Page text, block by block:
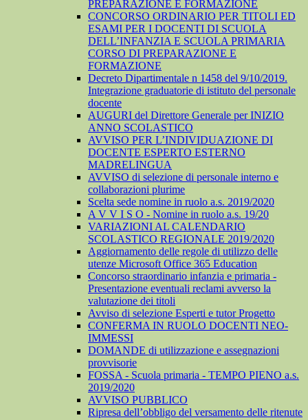
PREPARAZIONE E FORMAZIONE
CONCORSO ORDINARIO PER TITOLI ED
ESAMI PER I DOCENTI DI SCUOLA
DELL’INFANZIA E SCUOLA PRIMARIA
CORSO DI PREPARAZIONE E
FORMAZIONE
Decreto Dipartimentale n 1458 del 9/10/2019.
Integrazione graduatorie di istituto del personale
docente
AUGURI del Direttore Generale per INIZIO
ANNO SCOLASTICO
AVVISO PER L’INDIVIDUAZIONE DI
DOCENTE ESPERTO ESTERNO
MADRELINGUA
AVVISO di selezione di personale interno e
collaborazioni plurime
Scelta sede nomine in ruolo a.s. 2019/2020
A V V I S O - Nomine in ruolo a.s. 19/20
VARIAZIONI AL CALENDARIO
SCOLASTICO REGIONALE 2019/2020
Aggiornamento delle regole di utilizzo delle
utenze Microsoft Office 365 Education
Concorso straordinario infanzia e primaria -
Presentazione eventuali reclami avverso la
valutazione dei titoli
Avviso di selezione Esperti e tutor Progetto
CONFERMA IN RUOLO DOCENTI NEO-
IMMESSI
DOMANDE di utilizzazione e assegnazioni
provvisorie
FOSSA - Scuola primaria - TEMPO PIENO a.s.
2019/2020
AVVISO PUBBLICO
Ripresa dell’obbligo del versamento delle ritenute